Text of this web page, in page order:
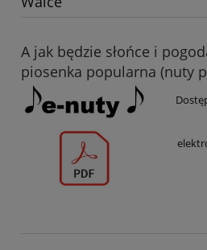
A jak będzie słońce i
piosenka popularna (nuty